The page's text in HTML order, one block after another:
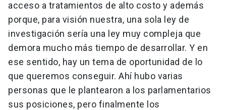
acceso a tratamientos de alto costo y además
porque, para visión nuestra, una sola ley de
investigación sería una ley muy compleja que
demora mucho más tiempo de desarrollar. Y en
ese sentido, hay un tema de oportunidad de lo
que queremos conseguir. Ahí hubo varias
personas que le plantearon a los parlamentarios
sus posiciones, pero finalmente los